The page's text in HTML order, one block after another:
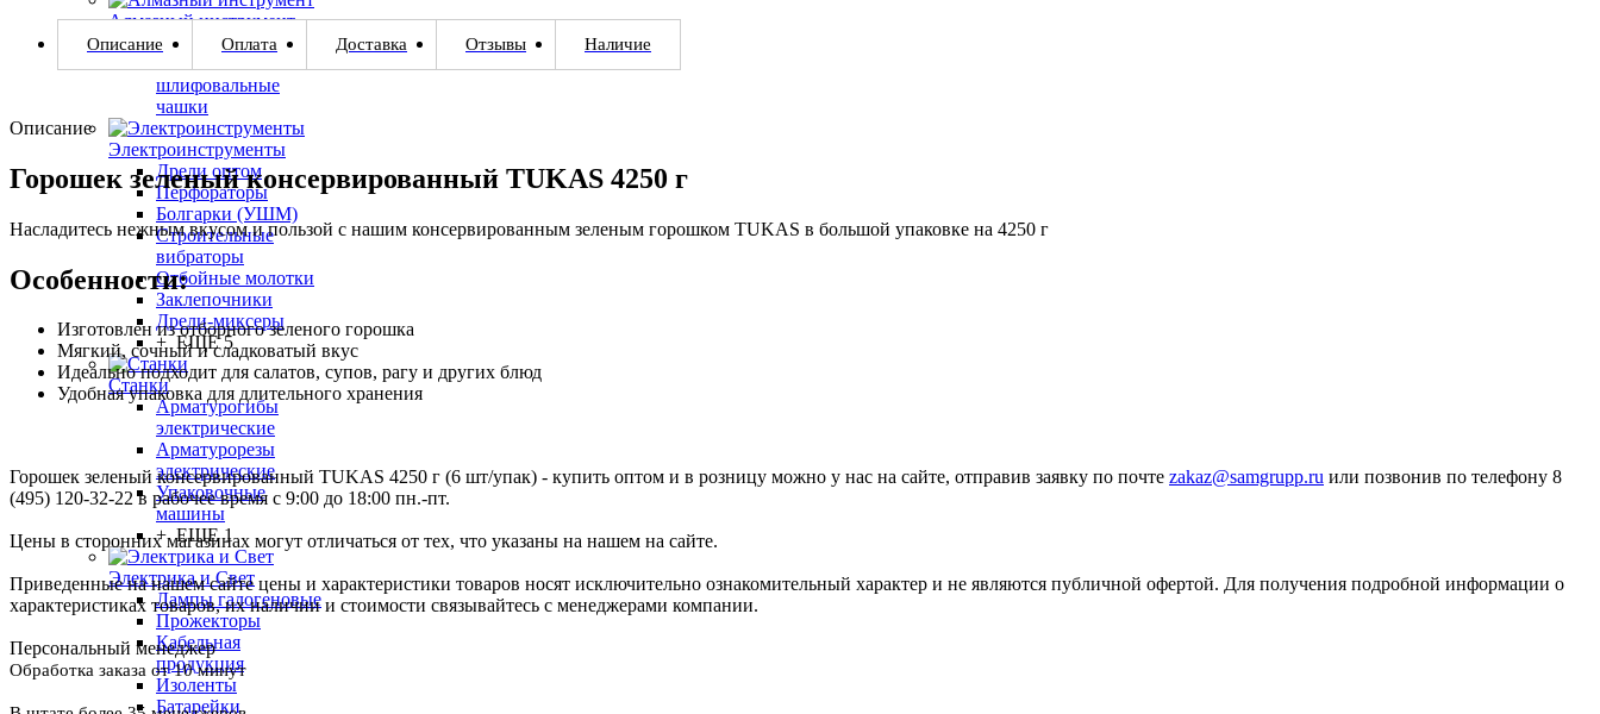
Алмазный инструмент
Алмазные диски
шлифовальные
чашки
Электроинструменты
Дрели оптом
Перфораторы
Болгарки (УШМ)
Строительные
вибраторы
Отбойные молотки
Заклепочники
Дрели-миксеры
+ ЕЩЕ 5
Станки
Арматурогибы
электрические
Арматурорезы
электрические
Упаковочные
машины
+ ЕЩЕ 1
Электрика и Свет
Лампы галогеновые
Прожекторы
Кабельная
продукция
Изоленты
Батарейки
Описание Оплата Доставка Отзывы Наличие
Описание
Горошек зеленый консервированный TUKAS 4250 г
Насладитесь нежным вкусом и пользой с нашим консервированным зеленым горошком TUKAS в большой упаковке на 4250 г
Особенности:
Изготовлен из отборного зеленого горошка
Мягкий, сочный и сладковатый вкус
Идеально подходит для салатов, супов, рагу и других блюд
Удобная упаковка для длительного хранения
Горошек зеленый консервированный TUKAS 4250 г (6 шт/упак) - купить оптом и в розницу можно у нас на сайте, отправив заявку по почте zakaz@samgrupp.ru или позвонив по телефону 8
(495) 120-32-22 в рабочее время с 9:00 до 18:00 пн.-пт.
Цены в сторонних магазинах могут отличаться от тех, что указаны на нашем на сайте.
Приведенные на нашем сайте цены и характеристики товаров носят исключительно ознакомительный характер и не являются публичной офертой. Для получения подробной информации о
характеристиках товаров, их наличии и стоимости связывайтесь с менеджерами компании.
Персональный менеджер
Обработка заказа от 10 минут